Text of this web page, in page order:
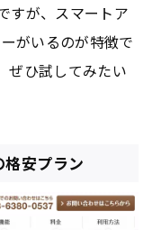
すが、スマートア
がいるのが特徴で
ぜひ試してみたい
安プラン